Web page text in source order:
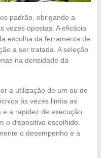
padrão, obrigando a
vezes opostas. A eficácia
escolha da ferramenta de
a ser tratada. A seleção
na densidade da
a utilização de um ou de
às vezes limita as
e a rapidez de execução
o dispositivo escolhido.
o desempenho e a